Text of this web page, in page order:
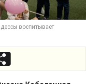
воспитывает